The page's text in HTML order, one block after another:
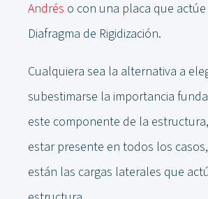
Andrés o con una placa que
Diafragma de Rigidización.
Cualquiera sea la alternativa a
subestimarse la importancia
este componente de la
estar presente en todos los
están las cargas laterales que